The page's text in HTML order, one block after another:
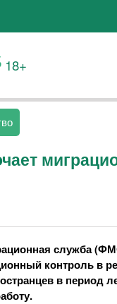
18+
служба
контроль в
в период